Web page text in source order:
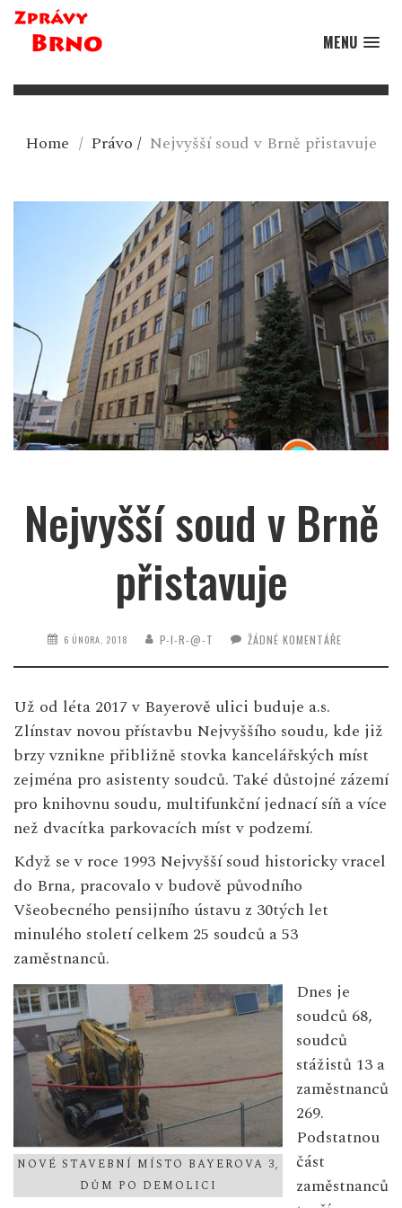
MENU
Home / Právo / Nejvyšší soud v Brně přistavuje
Nejvyšší soud v Brně
přistavuje
6 ÚNORA, 2018 P-I-R-@-T ŽÁDNÉ KOMENTÁŘE
Už od léta 2017 v Bayerově ulici buduje a.s.
Zlínstav novou přístavbu Nejvyššího soudu, kde již
brzy vznikne přibližně stovka kancelářských míst
zejména pro asistenty soudců. Také důstojné zázemí
pro knihovnu soudu, multifunkční jednací síň a více
než dvacítka parkovacích míst v podzemí.
Když se v roce 1993 Nejvyšší soud historicky vracel
do Brna, pracovalo v budově původního
Všeobecného pensijního ústavu z 30tých let
minulého století celkem 25 soudců a 53
zaměstnanců.
NOVÉ STAVEBNÍ MÍSTO BAYEROVA 3,
DŮM PO DEMOLICI
Dnes je
soudců 68,
soudců
stážistů 13 a
zaměstnanců
269.
Podstatnou
část
zaměstnanců